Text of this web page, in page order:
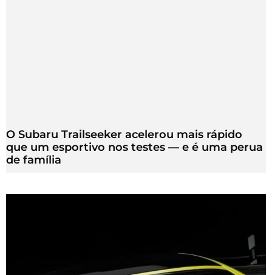
O Subaru Trailseeker acelerou mais rápido
que um esportivo nos testes — e é uma perua
de família